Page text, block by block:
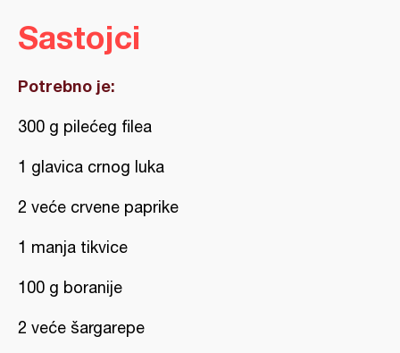
Sastojci
Potrebno je:
300 g pilećeg filea
1 glavica crnog luka
2 veće crvene paprike
1 manja tikvice
100 g boranije
2 veće šargarepe